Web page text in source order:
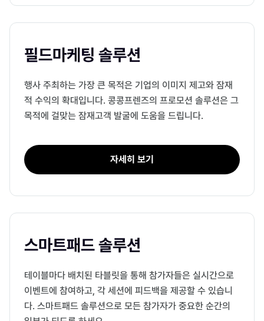
필드마케팅 솔루션
행사 주최하는 가장 큰 목적은 기업의 이미지 제고와 잠재
적 수익의 확대입니다. 콩콩프렌즈의 프로모션 솔루션은 그
목적에 걸맞는 잠재고객 발굴에 도움을 드립니다.
자세히 보기
스마트패드 솔루션
테이블마다 배치된 타블릿을 통해 참가자들은 실시간으로
이벤트에 참여하고, 각 세션에 피드백을 제공할 수 있습니
다. 스마트패드 솔루션으로 모든 참가자가 중요한 순간의